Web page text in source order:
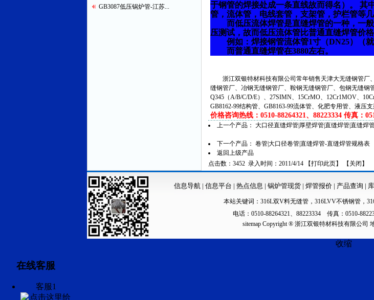
GB3087低压锅炉管-江苏...
于钢管的焊接处成一条直线故而得名）。 其
管，流体管，电线套管，支架管，护栏管等几
而低压流体焊管是直缝焊管的一种，一般
压测试，故而低压流体管比普通直缝焊管价
例如：焊接钢管流体管1寸（DN25）（就
而普通直缝焊管在3880左右。
浙江双银特材科技有限公司常年销售天津大无缝钢管厂
缝钢管厂、冶钢无缝钢管厂、鞍钢无缝钢管厂、包钢无缝钢
Q345（A/B/C/D/E）、27SIMN、15CrMO、12Cr1MOV、
GB8162-99结构管、GB8163-99流体管、化肥专用管、液压
价格咨询热线：0510-88264321、88223334 传真：
上一个产品： 大口径直缝焊管|厚壁焊管|直缝焊管|直缝焊
下一个产品： 卷管|大口径卷管|直缝焊管-直缝焊管规格表
返回上级产品
点击数：3452 录入时间：2011/4/14 【打印此页】 【 关闭 】
信息导航| 信息平台 | 热点信息 | 锅炉管现货 | 焊管报价| 产品查询 |
本站关键词： 316L双V料无缝管 ， 316LVV不锈钢管 ，
电话：0510-88264321、88223334 传真：0510-
sitemapCopyright ® 浙江双银特材科技有限公司
收缩
在线客服
客服1